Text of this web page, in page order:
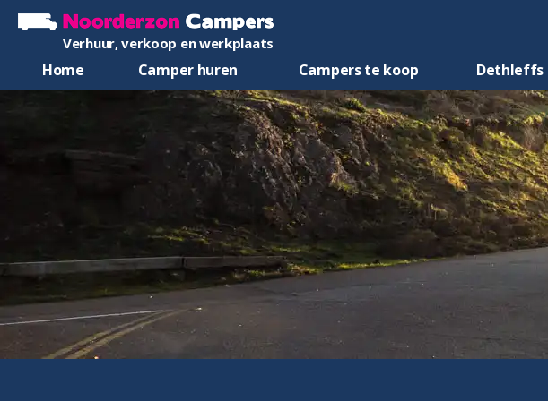
Verhuur, verkoop en werkplaats
Home Camper huren Campers te koop Dethleffs